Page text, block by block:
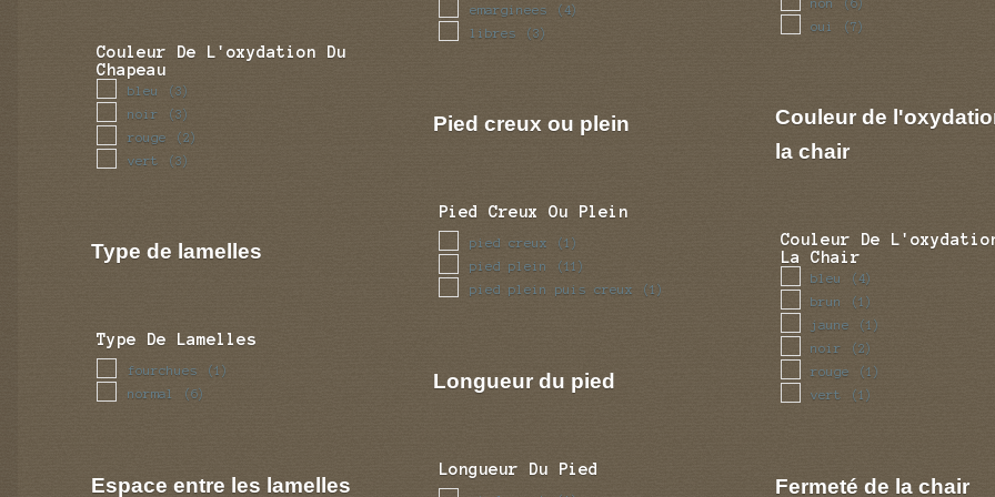
Couleur De L'oxydation Du
Chapeau
bleu (3)
noir (3)
rouge (2)
vert (3)
Type de lamelles
Type De Lamelles
fourchues (1)
normal (6)
Espace entre les lamelles
emarginees (4)
libres (3)
Pied creux ou plein
Pied Creux Ou Plein
pied creux (1)
pied plein (11)
pied plein puis creux (1)
Longueur du pied
Longueur Du Pied
(6)
oui (7)
Couleur de
la chair
Couleur De
La Chair
bleu (4)
brun (1)
jaune (1)
noir (2)
rouge (1)
vert (1)
Fermeté de la chair